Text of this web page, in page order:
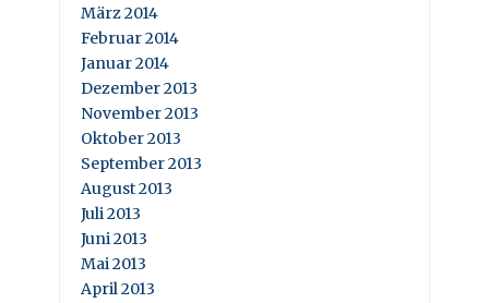
März 2014
Februar 2014
Januar 2014
Dezember 2013
November 2013
Oktober 2013
September 2013
August 2013
Juli 2013
Juni 2013
Mai 2013
April 2013